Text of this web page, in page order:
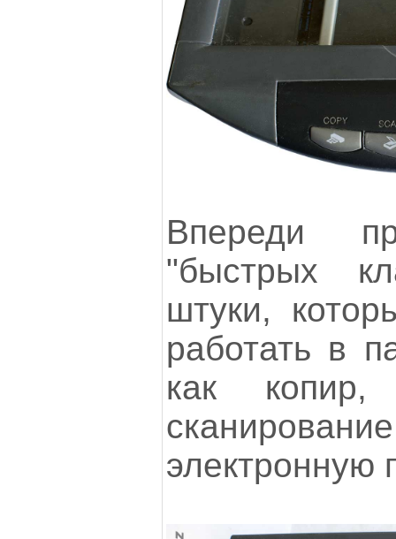
Впереди
"быстрых
штуки,
работать в
как копир,
электронную